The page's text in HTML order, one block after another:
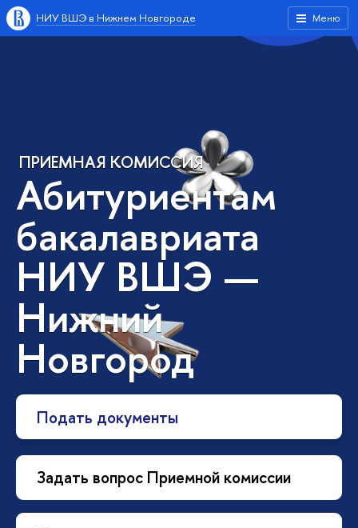
Меню
НИУ ВШЭ в Нижнем Новгороде
ПРИЕМНАЯ КОМИССИЯ
Абитуриентам
бакалавриата
НИУ ВШЭ —
Нижний
Новгород
Подать документы
Задать вопрос Приемной комиссии